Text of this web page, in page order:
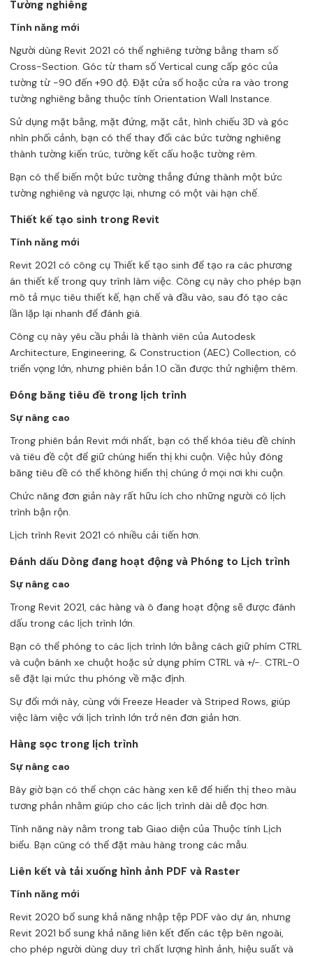
Tường nghiêng
Tính năng mới
Người dùng Revit 2021 có thể nghiêng tường bằng tham số
Cross-Section. Góc từ tham số Vertical cung cấp góc của
tường từ -90 đến +90 độ. Đặt cửa sổ hoặc cửa ra vào trong
tường nghiêng bằng thuộc tính Orientation Wall Instance.
Sử dụng mặt bằng, mặt đứng, mặt cắt, hình chiếu 3D và góc
nhìn phối cảnh, bạn có thể thay đổi các bức tường nghiêng
thành tường kiến ​​trúc, tường kết cấu hoặc tường rèm.
Bạn có thể biến một bức tường thẳng đứng thành một bức
tường nghiêng và ngược lại, nhưng có một vài hạn chế.
Thiết kế tạo sinh trong Revit
Tính năng mới
Revit 2021 có công cụ Thiết kế tạo sinh để tạo ra các phương
án thiết kế trong quy trình làm việc. Công cụ này cho phép bạn
mô tả mục tiêu thiết kế, hạn chế và đầu vào, sau đó tạo các
lần lặp lại nhanh để đánh giá.
Công cụ này yêu cầu phải là thành viên của Autodesk
Architecture, Engineering, & Construction (AEC) Collection, có
triển vọng lớn, nhưng phiên bản 1.0 cần được thử nghiệm thêm.
Đóng băng tiêu đề trong lịch trình
Sự nâng cao
Trong phiên bản Revit mới nhất, bạn có thể khóa tiêu đề chính
và tiêu đề cột để giữ chúng hiển thị khi cuộn. Việc hủy đóng
băng tiêu đề có thể không hiển thị chúng ở mọi nơi khi cuộn.
Chức năng đơn giản này rất hữu ích cho những người có lịch
trình bận rộn.
Lịch trình Revit 2021 có nhiều cải tiến hơn.
Đánh dấu Dòng đang hoạt động và Phóng to Lịch trình
Sự nâng cao
Trong Revit 2021, các hàng và ô đang hoạt động sẽ được đánh
dấu trong các lịch trình lớn.
Bạn có thể phóng to các lịch trình lớn bằng cách giữ phím CTRL
và cuộn bánh xe chuột hoặc sử dụng phím CTRL và +/-. CTRL-0
sẽ đặt lại mức thu phóng về mặc định.
Sự đổi mới này, cùng với Freeze Header và Striped Rows, giúp
việc làm việc với lịch trình lớn trở nên đơn giản hơn.
Hàng sọc trong lịch trình
Sự nâng cao
Bây giờ bạn có thể chọn các hàng xen kẽ để hiển thị theo màu
tương phản nhằm giúp cho các lịch trình dài dễ đọc hơn.
Tính năng này nằm trong tab Giao diện của Thuộc tính Lịch
biểu. Bạn cũng có thể đặt màu hàng trong các mẫu.
Liên kết và tải xuống hình ảnh PDF và Raster
Tính năng mới
Revit 2020 bổ sung khả năng nhập tệp PDF vào dự án, nhưng
Revit 2021 bổ sung khả năng liên kết đến các tệp bên ngoài,
cho phép người dùng duy trì chất lượng hình ảnh, hiệu suất và